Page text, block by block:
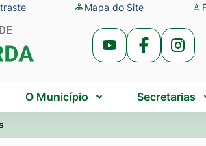
Mapa do Site
Acessar
Rede
Social
Youtube
Acessar
Rede
Social
Facebook
O Município Secretarias